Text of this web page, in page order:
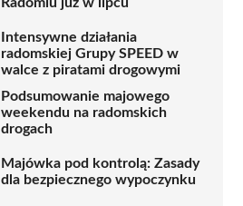
Intensywne działania
radomskiej Grupy SPEED w
walce z piratami drogowymi
Podsumowanie majowego
weekendu na radomskich
drogach
Majówka pod kontrolą: Zasady
dla bezpiecznego wypoczynku